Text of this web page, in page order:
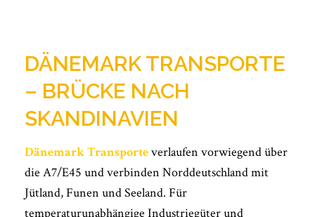
DÄNEMARK TRANSPORTE
– BRÜCKE NACH
SKANDINAVIEN
Dänemark Transporteverlaufen vorwiegend über
die A7/E45 und verbinden Norddeutschland mit
Jütland, Funen und Seeland. Für
temperaturunabhängige Industriegüter und